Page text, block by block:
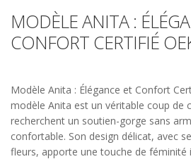
MODÈLE ANITA :
CONFORT CERTIFIÉ
Modèle Anita : Élégance et Confort
modèle Anita est un véritable coup de
recherchent un soutien-gorge sans
confortable. Son design délicat, avec
fleurs, apporte une touche de féminité